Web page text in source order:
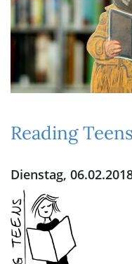
Reading
Dienstag,